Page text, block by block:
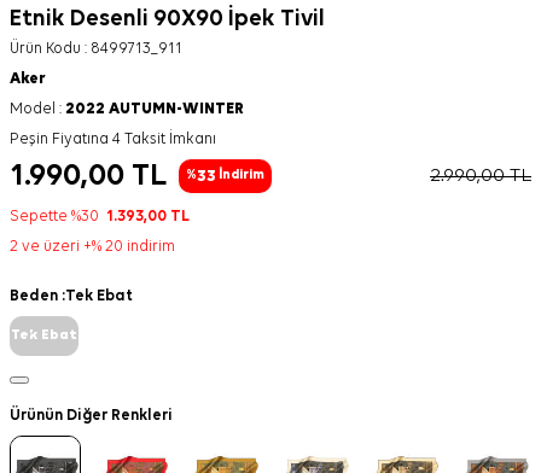
Etnik Desenli 90X90 İpek Tivil
Ürün Kodu : 8499713_911
Aker
Model : 2022 AUTUMN-WINTER
Peşin Fiyatına 4 Taksit İmkanı
1.990,00 TL %33 İndirim 2.990,00TL
Sepette %30 1.393,00 TL
2 ve üzeri +% 20 indirim
Beden :Tek Ebat
Tek Ebat
Ürünün Diğer Renkleri